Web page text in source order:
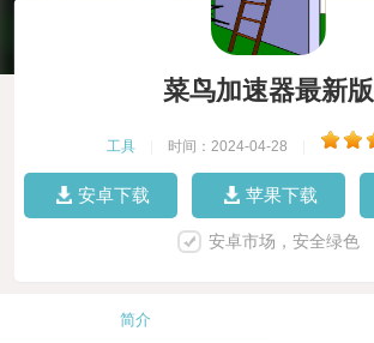
菜鸟加速器最新版
工具 时间：2024-04-28
安卓下载 苹果下载
安卓市场，安全绿色
简介